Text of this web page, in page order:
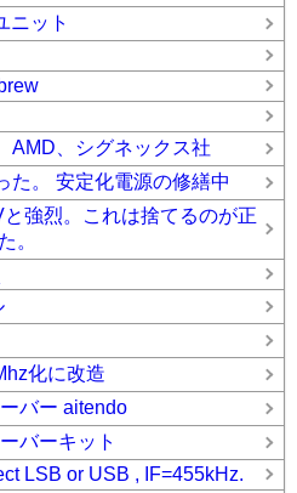
ニット
AMD、シグネックス社
た。 安定化電源の修繕中
強烈。これは捨てるのが正
。
化に改造
バー aitendo
バーキット
LSB or USB , IF=455kHz.